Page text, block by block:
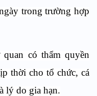
trong trường hợp
có thẩm quyền
thời cho tổ chức, cá
lý do gia hạn.